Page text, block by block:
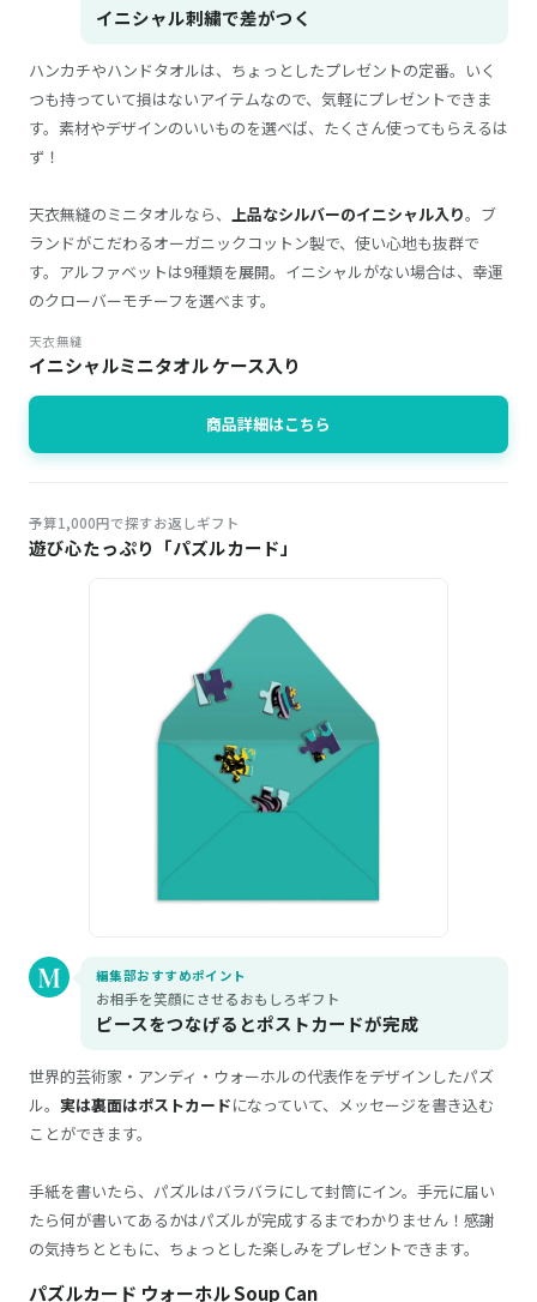
イニシャル刺繍で差がつく
ハンカチやハンドタオルは、ちょっとしたプレゼントの定番。いく
つも持っていて損はないアイテムなので、気軽にプレゼントできま
す。素材やデザインのいいものを選べば、たくさん使ってもらえるは
ず！
天衣無縫のミニタオルなら、 上品なシルバーのイニシャル入り。ブ
ランドがこだわるオーガニックコットン製で、使い心地も抜群で
す。アルファベットは9種類を展開。イニシャルがない場合は、幸運
のクローバーモチーフを選べます。
天衣無縫
イニシャルミニタオル ケース入り
商品詳細はこちら
予算1,000円で探すお返しギフト
遊び心たっぷり「パズルカード」
編集部おすすめポイント
お相手を笑顔にさせるおもしろギフト
ピースをつなげるとポストカードが完成
世界的芸術家・アンディ・ウォーホルの代表作をデザインしたパズ
ル。 実は裏面はポストカードになっていて、メッセージを書き込む
ことができます。
手紙を書いたら、パズルはバラバラにして封筒にイン。手元に届い
たら何が書いてあるかはパズルが完成するまでわかりません！感謝
の気持ちとともに、ちょっとした楽しみをプレゼントできます。
パズルカード ウォーホル Soup Can